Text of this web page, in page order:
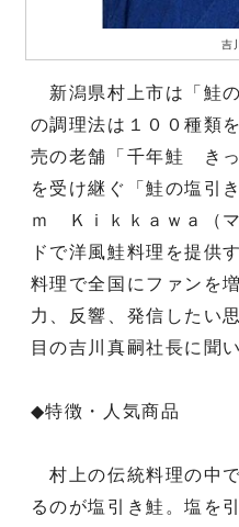
吉
新潟県村上市は「鮭
の調理法は１００種類
売の老舗「千年鮭 き
を受け継ぐ「鮭の塩引
ｍ Ｋｉｋｋａｗａ（
ドで洋風鮭料理を提供
料理で全国にファンを
力、反響、発信したい
目の吉川真嗣社長に聞い
◆特徴・人気商品
村上の伝統料理の中
るのが塩引き鮭。塩を